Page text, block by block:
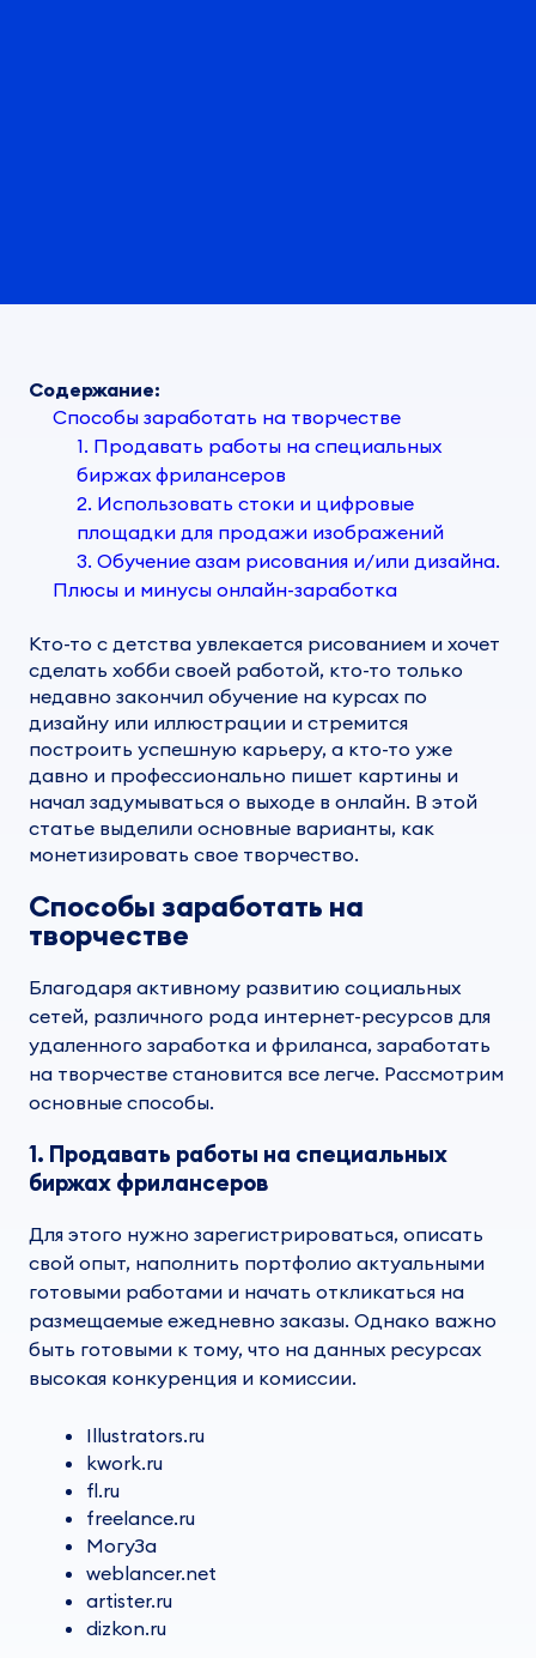
Содержание:
Способы заработать на творчестве
1. Продавать работы на специальных
биржах фрилансеров
2. Использовать стоки и цифровые
площадки для продажи изображений
3. Обучение азам рисования и/или дизайна.
Плюсы и минусы онлайн-заработка
Кто-то с детства увлекается рисованием и хочет
сделать хобби своей работой, кто-то только
недавно закончил обучение на курсах по
дизайну или иллюстрации и стремится
построить успешную карьеру, а кто-то уже
давно и профессионально пишет картины и
начал задумываться о выходе в онлайн. В этой
статье выделили основные варианты, как
монетизировать свое творчество.
Способы заработать на
творчестве
Благодаря активному развитию социальных
сетей, различного рода интернет-ресурсов для
удаленного заработка и фриланса, заработать
на творчестве становится все легче. Рассмотрим
основные способы.
1. Продавать работы на специальных
биржах фрилансеров
Для этого нужно зарегистрироваться, описать
свой опыт, наполнить портфолио актуальными
готовыми работами и начать откликаться на
размещаемые ежедневно заказы. Однако важно
быть готовыми к тому, что на данных ресурсах
высокая конкуренция и комиссии.
Illustrators.ru
kwork.ru
fl.ru
freelance.ru
МогуЗа
weblancer.net
artister.ru
dizkon.ru